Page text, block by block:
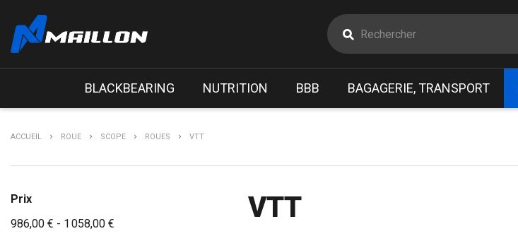
BLACKBEARING NUTRITION BBB BAGAGERIE, TRANSPORT
ACCUEIL ROUE SCOPE ROUES VTT
Prix
986,00 € - 1 058,00 €
VTT